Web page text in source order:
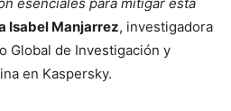
Isabel Manjarrez, investigadora
Global de Investigación y
en Kaspersky.